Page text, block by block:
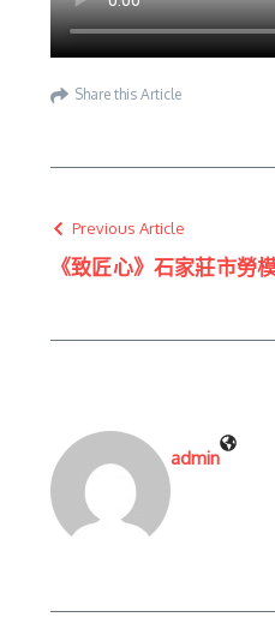
Share this Article
Previous Article
《致匠心》石家莊市勞
admin